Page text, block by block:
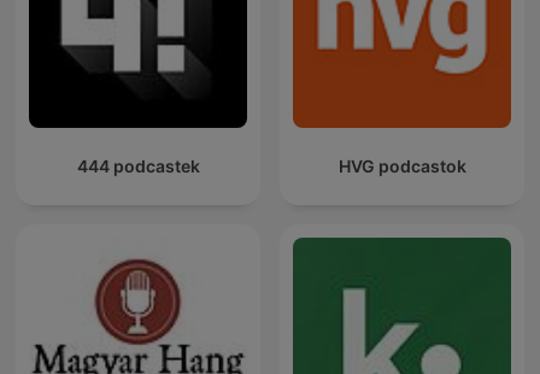
444 podcastek HVG podcastok